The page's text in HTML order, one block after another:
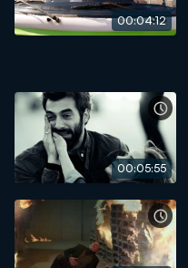
00:04:12
00:05:55